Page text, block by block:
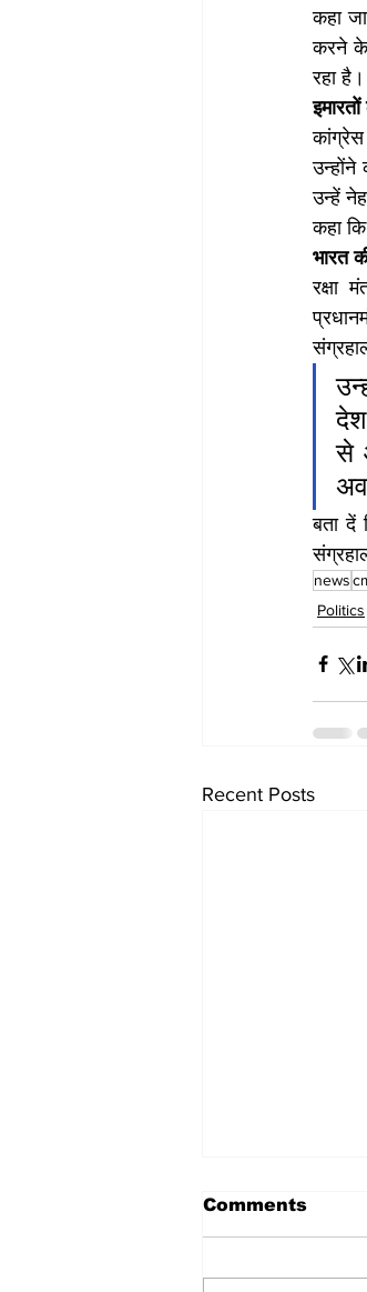
कहा
करने के
रहा है।
उन्हें
कहा
भारत
रक्षा
से
बता दें
news
Politics
Recent Posts
Comments